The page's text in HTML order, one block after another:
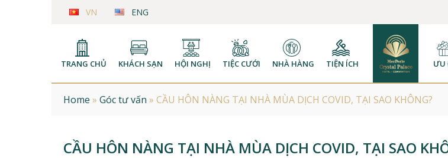
VN ENG
TRANG CHỦ KHÁCH SẠN HỘI NGHỊ TIỆC CƯỚI NHÀ HÀNG TIỆN ÍCH ƯU
Home » Góc tư vấn » CẦU HÔN NÀNG TẠI NHÀ MÙA DỊCH COVID, TẠI SAO KHÔNG?
CẦU HÔN NÀNG TẠI NHÀ MÙA DỊCH COVID, TẠI SAO